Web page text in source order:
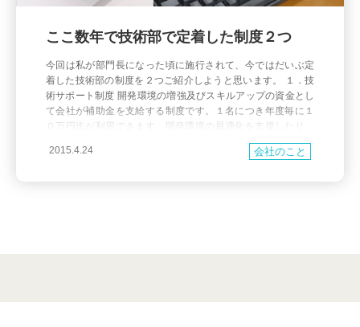
ここ数年で技術部で定着した制度２つ
今回は私が部門長になった頃に施行されて、今ではだいぶ定
着した技術部の制度を２つご紹介しようと思います。 １．技
術サポート制度 開発環境の増強及びスキルアップの資金とし
て会社が補助金を支給する制度です。１名につき年度毎に１
０万円迄が利用できます。開発環境の最適化を支援したり、
最新デバイスや技術トレンドをいち早くキャッチアップでき
ることを目的として用意されました。 技術に関連するもので
2015.4.24 会社のこと